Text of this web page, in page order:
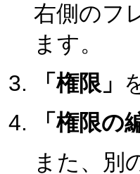
右側のフ
ます。
「権限」
「権限の
また、別